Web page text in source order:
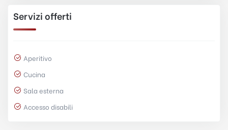
Servizi offerti
Aperitivo
Cucina
Sala esterna
Accesso disabili